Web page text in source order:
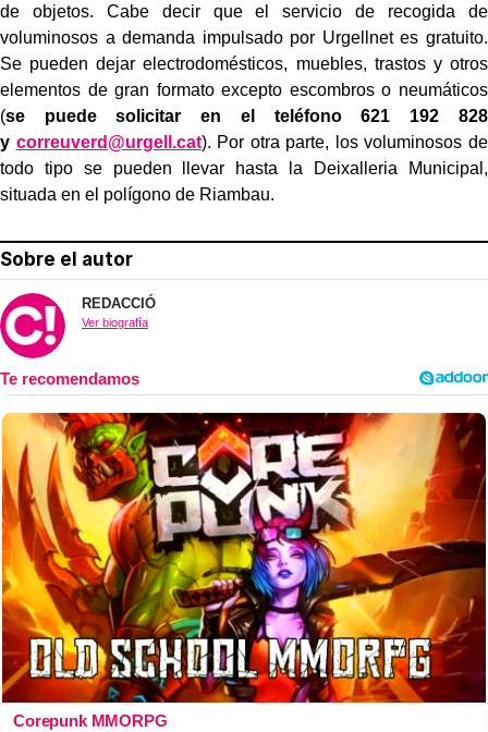
de objetos. Cabe decir que el servicio de recogida de
voluminosos a demanda impulsado por Urgellnet es gratuito.
Se pueden dejar electrodomésticos, muebles, trastos y otros
elementos de gran formato excepto escombros o neumáticos
(se puede solicitar en el teléfono 621 192 828
y correuverd@urgell.cat). Por otra parte, los voluminosos de
todo tipo se pueden llevar hasta la Deixalleria Municipal,
situada en el polígono de Riambau.
Sobre el autor
REDACCIÓ
Ver biografía
Corepunk MMORPG